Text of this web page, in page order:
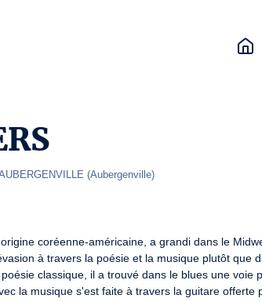
(Aubergenville)
coréenne-américaine, a grandi dans le
à travers la poésie et la musique plutôt que
classique, il a trouvé dans le blues une voie
la musique s'est faite à travers la guitare offerte